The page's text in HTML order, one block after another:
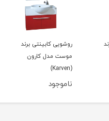
روشویی کابینتی برند
موست مدل کارون
(Karven)
ناموجود